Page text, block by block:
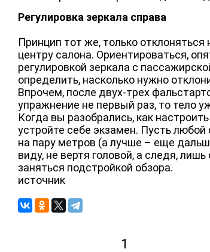
Регулировка зеркала справа
Принцип тот же, только
центру салона. Ориентироваться,
регулировкой зеркала с
определить, насколько нужно
Впрочем, после двух-трех
упражнение не первый раз, то тело
Когда вы разобрались, как
устройте себе экзамен. Пусть
на пару метров (а лучше – еще
виду, не вертя головой, а следя,
заняться подстройкой обзора.
источник
1